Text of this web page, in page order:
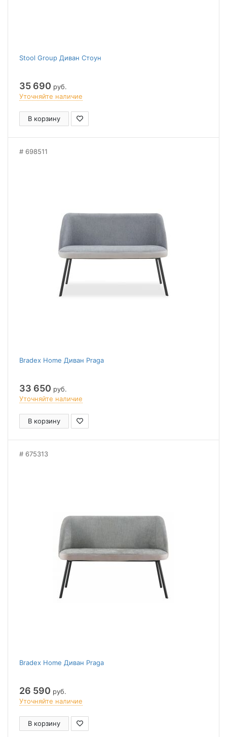
Stool Group Диван Стоун
35 690 руб.
Уточняйте наличие
В корзину
698511
Bradex Home Диван Praga
33 650 руб.
Уточняйте наличие
В корзину
675313
Bradex Home Диван Praga
26 590 руб.
Уточняйте наличие
В корзину